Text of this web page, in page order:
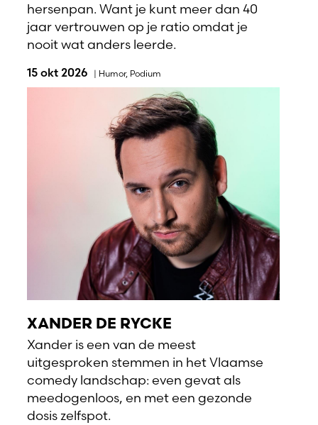
hersenpan. Want je kunt meer dan 40
jaar vertrouwen op je ratio omdat je
nooit wat anders leerde.
15 okt 2026 | Humor, Podium
XANDER DE RYCKE
Xander is een van de meest
uitgesproken stemmen in het Vlaamse
comedy landschap: even gevat als
meedogenloos, en met een gezonde
dosis zelfspot.